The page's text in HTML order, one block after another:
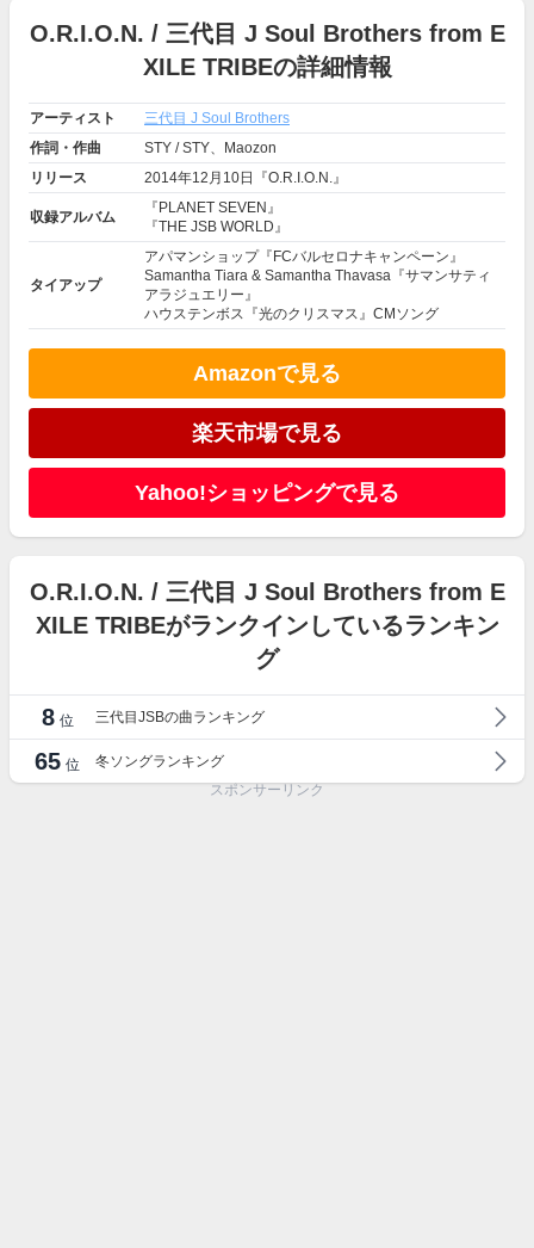
O.R.I.O.N. / 三代目 J Soul Brothers from E
XILE TRIBEの詳細情報
アーティスト
三代目 J Soul Brothers
作詞・作曲
STY / STY、Maozon
リリース
2014年12月10日『O.R.I.O.N.』
収録アルバム
『PLANET SEVEN』
『THE JSB WORLD』
タイアップ
アパマンショップ『FCバルセロナキャンペーン』
Samantha Tiara & Samantha Thavasa『サマンサティ
アラジュエリー』
ハウステンボス『光のクリスマス』CMソング
Amazonで見る
楽天市場で見る
Yahoo!ショッピングで見る
O.R.I.O.N. / 三代目 J Soul Brothers from E
XILE TRIBEがランクインしているランキン
グ
8 位 三代目JSBの曲ランキング
65 位
冬ソングランキング
スポンサーリンク